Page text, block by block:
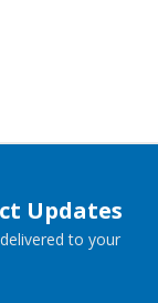
Updates
to your